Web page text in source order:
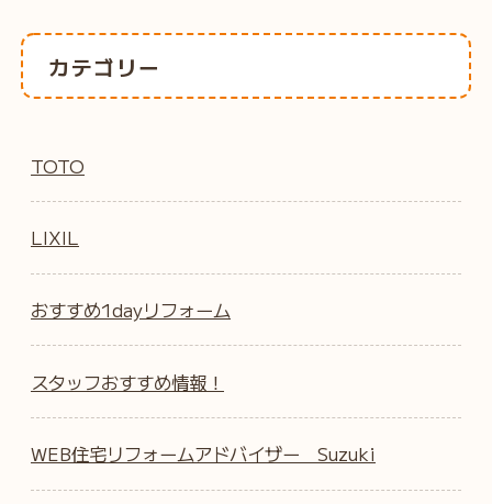
カテゴリー
TOTO
LIXIL
おすすめ1dayリフォーム
スタッフおすすめ情報！
WEB住宅リフォームアドバイザー Suzuki